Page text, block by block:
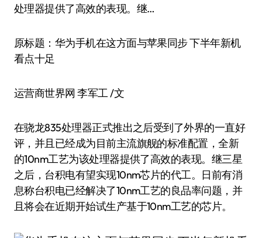
处理器提供了高效的表现。继…
原标题：华为手机在这方面与苹果同步 下半年新机
看点十足
运营商世界网 李军工 /文
在骁龙835处理器正式推出之后受到了外界的一直好
评，并且已经成为目前主流旗舰的标准配置，全新
的10nm工艺为该处理器提供了高效的表现。继三星
之后，台积电有望实现10nm芯片的代工。日前有消
息称台积电已经解决了10nm工艺的良品率问题，并
且将会在近期开始试生产基于10nm工艺的芯片。